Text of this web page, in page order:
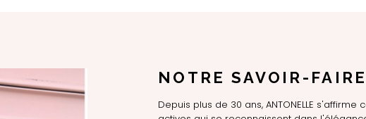
NOTRE SAVOIR-FAIRE
Depuis plus de 30 ans, ANTONELLE